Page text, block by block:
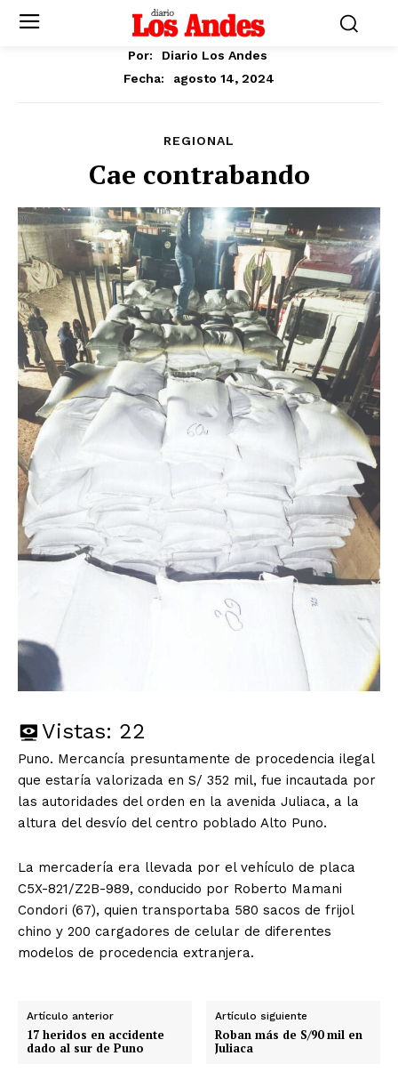
Por:
Diario Los Andes
Fecha:
agosto 14, 2024
REGIONAL
Cae contrabando
Vistas: 22
Puno. Mercancía presuntamente de procedencia ilegal
que estaría valorizada en S/ 352 mil, fue incautada por
las autoridades del orden en la avenida Juliaca, a la
altura del desvío del centro poblado Alto Puno.
La mercadería era llevada por el vehículo de placa
C5X-821/Z2B-989, conducido por Roberto Mamani
Condori (67), quien transportaba 580 sacos de frijol
chino y 200 cargadores de celular de diferentes
modelos de procedencia extranjera.
Artículo anterior
17 heridos en accidente
dado al sur de Puno
Artículo siguiente
Roban más de S/90 mil en
Juliaca